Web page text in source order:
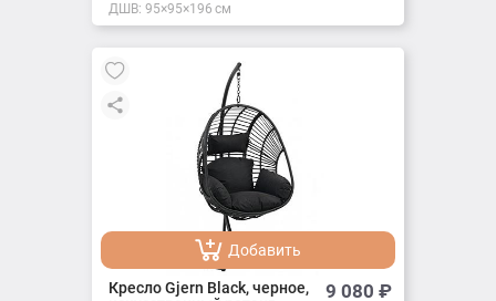
ДШВ: 95×95×196 см
Добавить
Добавлено
Кресло Gjern Black, черное,
9 080 ₽